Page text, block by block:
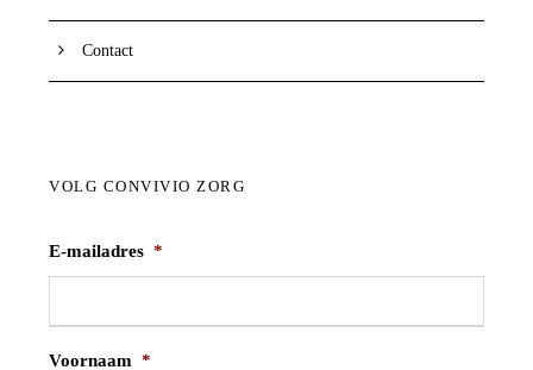
Contact
VOLG CONVIVIO ZORG
E-mailadres *
Voornaam *